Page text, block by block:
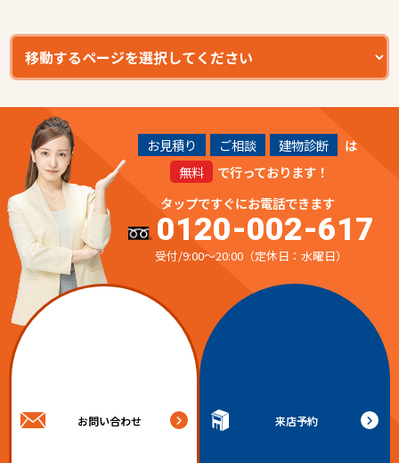
お見積り ご相談 建物診断
は
無料
で行っております！
タップですぐにお電話できます
0120-002-617
受付/9:00～20:00（定休日：水曜日）
お問い合わせ 来店予約